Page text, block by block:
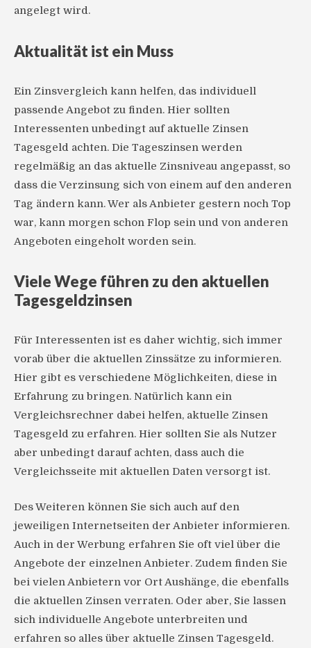
angelegt wird.
Aktualität ist ein Muss
Ein Zinsvergleich kann helfen, das individuell
passende Angebot zu finden. Hier sollten
Interessenten unbedingt auf aktuelle Zinsen
Tagesgeld achten. Die Tageszinsen werden
regelmäßig an das aktuelle Zinsniveau angepasst, so
dass die Verzinsung sich von einem auf den anderen
Tag ändern kann. Wer als Anbieter gestern noch Top
war, kann morgen schon Flop sein und von anderen
Angeboten eingeholt worden sein.
Viele Wege führen zu den aktuellen
Tagesgeldzinsen
Für Interessenten ist es daher wichtig, sich immer
vorab über die aktuellen Zinssätze zu informieren.
Hier gibt es verschiedene Möglichkeiten, diese in
Erfahrung zu bringen. Natürlich kann ein
Vergleichsrechner dabei helfen, aktuelle Zinsen
Tagesgeld zu erfahren. Hier sollten Sie als Nutzer
aber unbedingt darauf achten, dass auch die
Vergleichsseite mit aktuellen Daten versorgt ist.
Des Weiteren können Sie sich auch auf den
jeweiligen Internetseiten der Anbieter informieren.
Auch in der Werbung erfahren Sie oft viel über die
Angebote der einzelnen Anbieter. Zudem finden Sie
bei vielen Anbietern vor Ort Aushänge, die ebenfalls
die aktuellen Zinsen verraten. Oder aber, Sie lassen
sich individuelle Angebote unterbreiten und
erfahren so alles über aktuelle Zinsen Tagesgeld.